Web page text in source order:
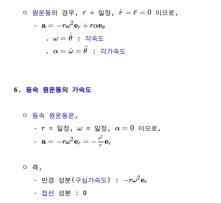
  ㅇ
원운동의 경우, r = 일정, ˙
r = ¨
r = 0 이므로,
     -
a = −rω2er + rαeθ
        .
ω = ˙
θ : 각속도
        .
α = ˙
ω = ¨
θ : 각가속도
6. 등속 원운동의 가속도
  ㅇ
등속 원운동은,
     -
r = 일정, ω = 일정, α = 0 이므로,
     -
a = −rω2er = − v2
r er
  ㅇ 즉,
     - 반경 성분(
구심가속도 ) : −rω2er
     -
접선
성분 : 0